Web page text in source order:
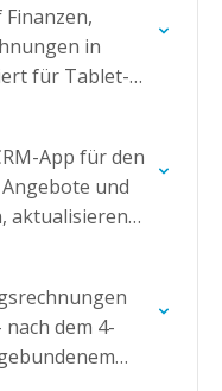
in
für Tablet-
App für den
und
aktualisieren
dem 4-